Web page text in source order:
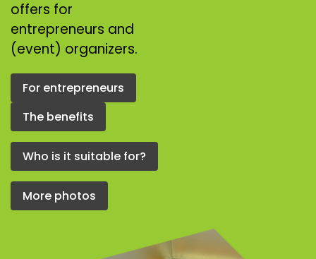
offers for
entrepreneurs and
(event) organizers.
For entrepreneurs
The benefits
Who is it suitable for?
More photos